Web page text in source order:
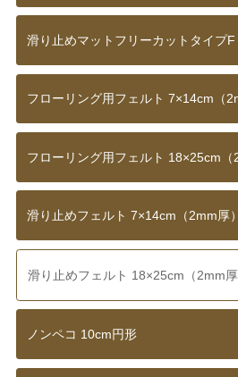
滑り止めマットフリーカットタイプF
フローリング用フェルト 7×14cm（
フローリング用フェルト 18×25cm（
滑り止めフェルト 7×14cm（2mm厚）
滑り止めフェルト 18×25cm（2mm厚
ノンペコ 10cm円形